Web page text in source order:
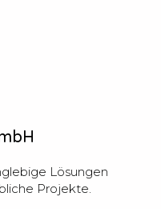
Lösungen
Projekte.